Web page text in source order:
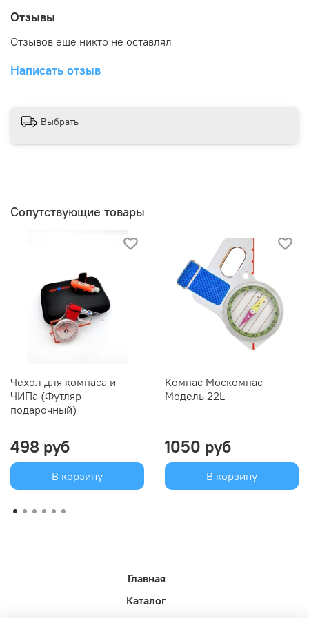
Отзывы
Отзывов еще никто не оставлял
Написать отзыв
Выбрать
Сопутствующие товары
Чехол для компаса и
ЧИПа (Футляр
подарочный)
498 руб
В корзину
Компас Москомпас
Модель 22L
1050 руб
В корзину
Главная
Каталог